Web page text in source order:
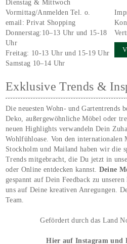
Dienstag & Mittwoch
Vormittag/Anmelden Tel. o.
email:Privat Shopping
Donnerstag:10–13 Uhr und 15-18
Uhr
Freitag: 10-13 Uhr und 15-19 Uhr
Samstag 10–14 Uhr
Exklusive Trends &
Die neuesten Wohn- und Gartentrends
Deko, außergewöhnliche Möbel oder
neuen Highlights verwandeln Dein
Wohlfühloase. Von den internationalen
Stockholm und Mailand haben wir die
Trends mitgebracht, die Du jetzt in
oder Online entdecken kannst. Deine
gespannt auf Dein Feedback zu
uns auf Deine kreativen Anregungen.
Team.
Gefördert durch das Land
Hier auf Instagram und